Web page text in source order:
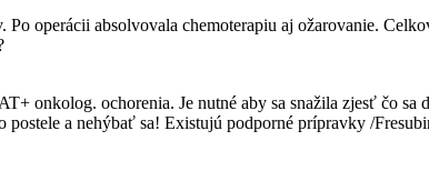
operácii absolvovala chemoterapiu aj ožarovanie.
onkolog. ochorenia. Je nutné aby sa snažila zjesť čo
a nehýbať sa! Existujú podporné prípravky /